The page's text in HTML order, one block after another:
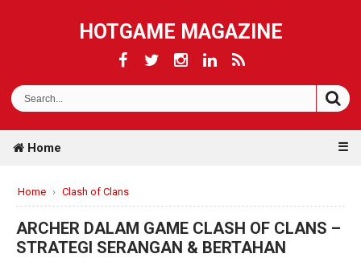
HOTGAME MAGAZINE
Home ☰
Home › Clash of Clans
ARCHER DALAM GAME CLASH OF CLANS –
STRATEGI SERANGAN & BERTAHAN